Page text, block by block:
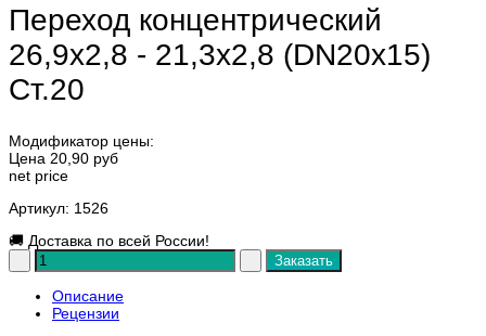
Переход концентрический
26,9х2,8 - 21,3х2,8 (DN20х15)
Ст.20
Модификатор цены:
Цена 20,90 руб
net price
Артикул: 1526
🚚 Доставка по всей России!
Описание
Рецензии